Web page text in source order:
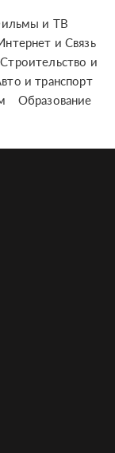
и ТВ
и Связь
Строительство и
и транспорт
Образование